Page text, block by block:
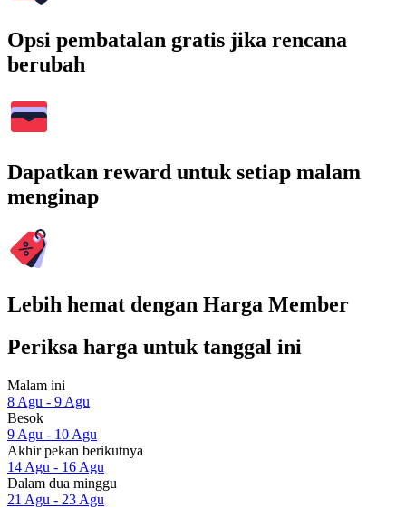
Opsi pembatalan gratis jika rencana
berubah
Dapatkan reward untuk setiap malam
menginap
Lebih hemat dengan Harga Member
Periksa harga untuk tanggal ini
Malam ini
8 Agu - 9 Agu
Besok
9 Agu - 10 Agu
Akhir pekan berikutnya
14 Agu - 16 Agu
Dalam dua minggu
21 Agu - 23 Agu